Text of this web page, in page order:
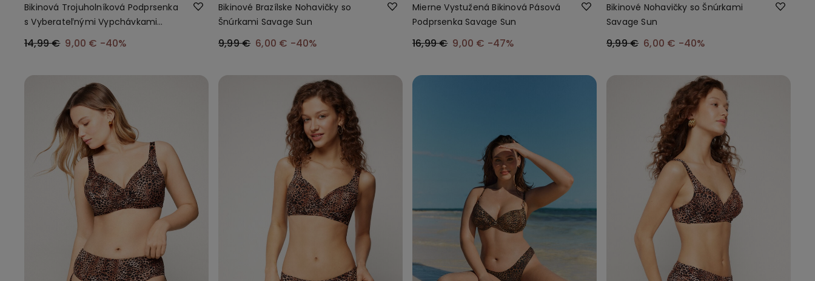
Bikinová Trojuholníková Podprsenka
s Vyberateľnými Vypchávkami
14,99 € 9,00 € -40%
Bikinové Brazílske Nohavičky so
Šnúrkami Savage Sun
9,99 € 6,00 € -40%
Mierne Vystužená Bikinová Pásová
Podprsenka Savage Sun
16,99 € 9,00 € -47%
Bikinové Nohavičky so Šnúrkami
Savage Sun
9,99 € 6,00 € -40%